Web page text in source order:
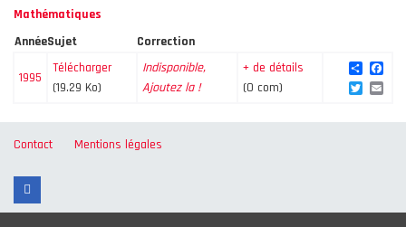
Mathématiques
AnnéeSujet Correction
1995
Télécharger
(19.29 Ko)
Indisponible,
Ajoutez la !
+ de détails
(0 com)
Share
Twitter
Contact Mentions légales